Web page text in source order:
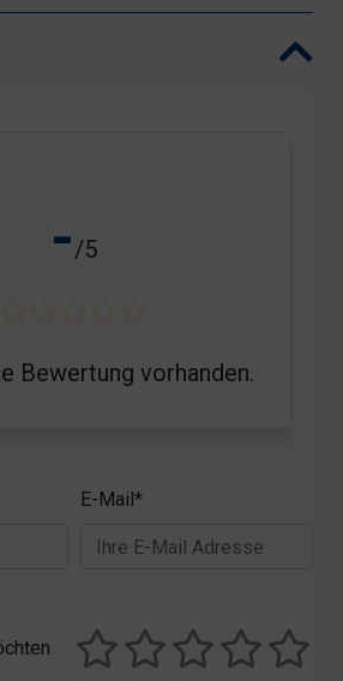
-/5
Bewertung vorhanden.
E-Mail*